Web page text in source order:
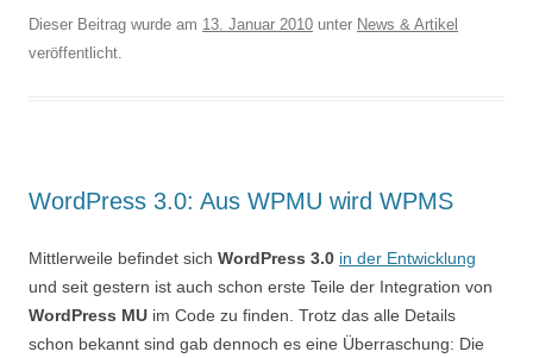
Dieser Beitrag wurde am 13. Januar 2010 unter News & Artikel
veröffentlicht.
WordPress 3.0: Aus WPMU wird WPMS
Mittlerweile befindet sich WordPress 3.0 in der Entwicklung
und seit gestern ist auch schon erste Teile der Integration von
WordPress MU im Code zu finden. Trotz das alle Details
schon bekannt sind gab dennoch es eine Überraschung: Die